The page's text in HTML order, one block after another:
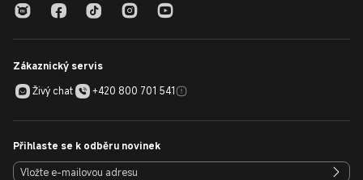
Zákaznický servis
Živý chat
+420 800 701 541
Přihlaste se k odběru novinek